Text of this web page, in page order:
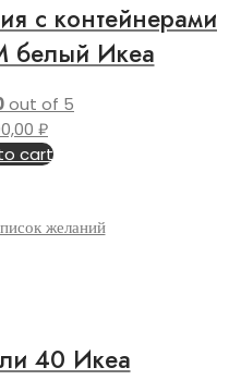
с контейнерами
белый Икеа
out of 5
₽
cart
желаний
40 Икеа